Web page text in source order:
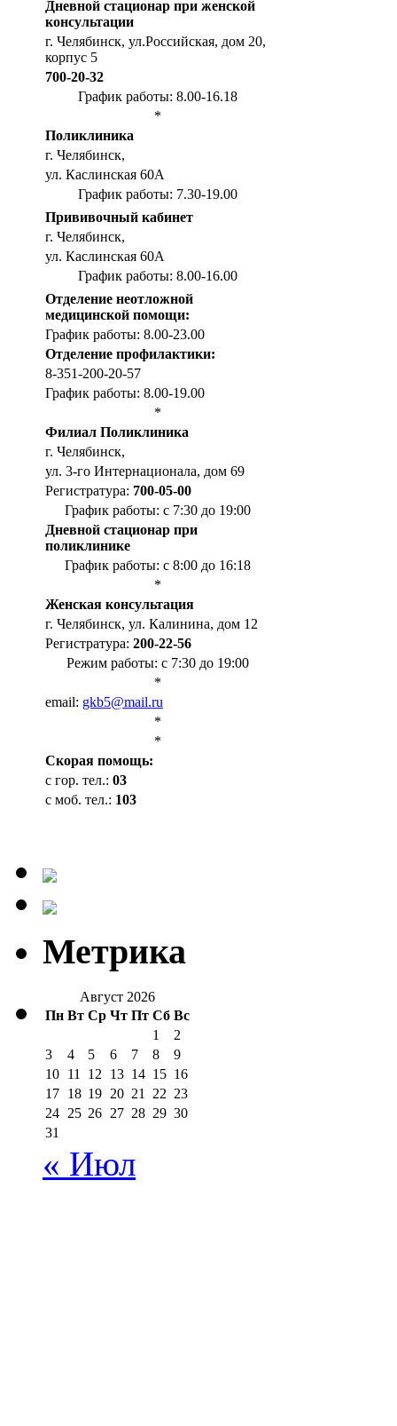
Дневной стационар при женской
консультации
г. Челябинск, ул.Российская, дом 20,
корпус 5
700-20-32
График работы: 8.00-16.18
*
Поликлиника
г. Челябинск,
ул. Каслинская 60А
График работы: 7.30-19.00
Прививочный кабинет
г. Челябинск,
ул. Каслинская 60А
График работы: 8.00-16.00
Отделение неотложной
медицинской помощи:
График работы: 8.00-23.00
Отделение профилактики:
8-351-200-20-57
График работы: 8.00-19.00
*
Филиал Поликлиника
г. Челябинск,
ул. 3-го Интернационала, дом 69
Регистратура: 700-05-00
График работы: с 7:30 до 19:00
Дневной стационар при
поликлинике
График работы: с 8:00 до 16:18
*
Женская консультация
г. Челябинск, ул. Калинина, дом 12
Регистратура: 200-22-56
Режим работы: с 7:30 до 19:00
*
email: gkb5@mail.ru
*
*
Cкорая помощь:
с гор. тел.: 03
с моб. тел.: 103
Метрика
Август 2026
Пн Вт Ср Чт Пт Сб Вс
1
2
3
4 5 6 7 8
9
10 11 12 13 14 15 16
17 18 19 20 21 22 23
24 25 26 27 28 29 30
31
« Июл